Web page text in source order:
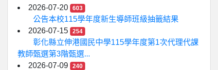
2026-07-20
603
公告本校115學年度新生導師班級抽籤結果
2026-07-15
254
彰化縣立伸港國民中學115學年度第1次代理代課
教師甄選第3階甄選...
2026-07-09
240